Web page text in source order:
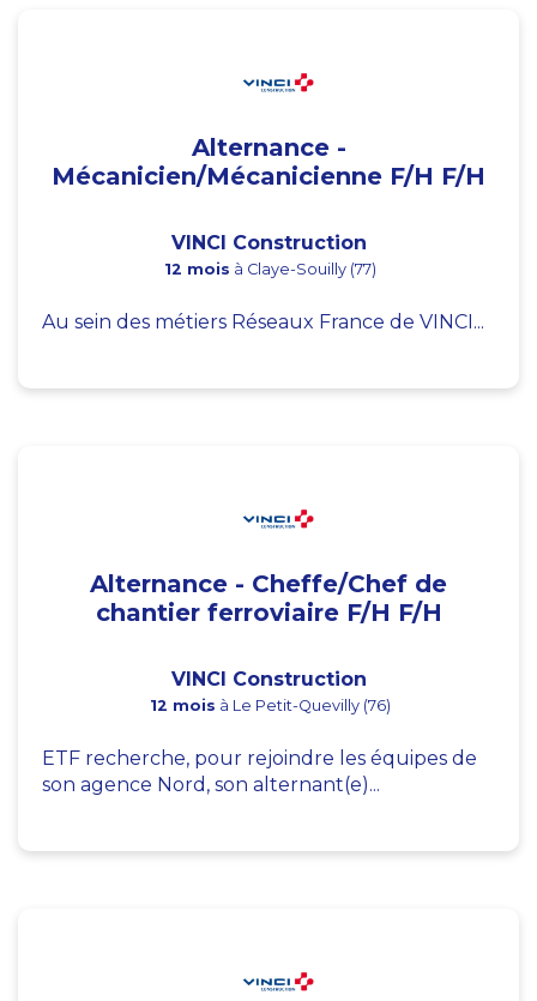
Alternance -
Mécanicien/Mécanicienne F/H F/H
VINCI Construction
12 mois à Claye-Souilly (77)
Au sein des métiers Réseaux France de VINCI...
Alternance - Cheffe/Chef de
chantier ferroviaire F/H F/H
VINCI Construction
12 mois à Le Petit-Quevilly (76)
ETF recherche, pour rejoindre les équipes de
son agence Nord, son alternant(e)...